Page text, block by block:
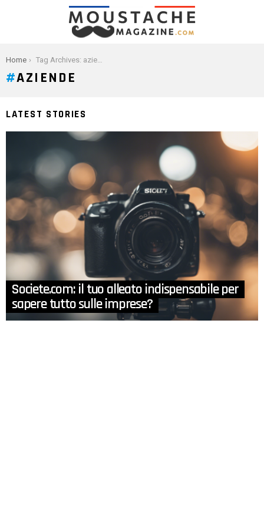
You are here:
Home Tag Archives: aziende
AZIENDE
LATEST STORIES
Societe.com: il tuo alleato indispensabile per
sapere tutto sulle imprese?